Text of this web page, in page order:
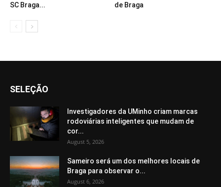
SC Braga...
de Braga
SELEÇÃO
Investigadores da UMinho criam marcas
rodoviárias inteligentes que mudam de
cor...
August 5, 2026
Sameiro será um dos melhores locais de
Braga para observar o...
August 6, 2026